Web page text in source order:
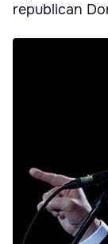
republican